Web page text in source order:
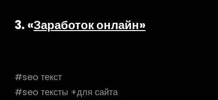
3. «Заработок онлайн»
#seo текст
#seo тексты +для сайта